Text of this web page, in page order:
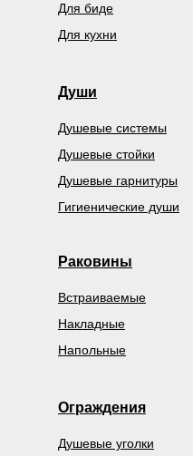
Души
Душевые гарнитуры
Душевые системы
Гигиенические души
Раковины
Встраиваемые
Накладные
Напольные
Для биде
Для кухни
Ограждения
Душевые уголки
Душевые стойки